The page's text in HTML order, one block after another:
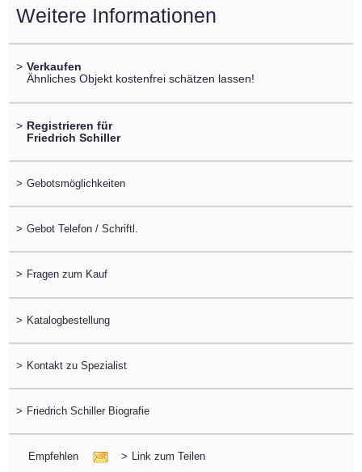
Weitere Informationen
> Verkaufen
Ähnliches Objekt kostenfrei schätzen lassen!
> Registrieren für
Friedrich Schiller
> Gebotsmöglichkeiten
> Gebot Telefon / Schriftl.
> Fragen zum Kauf
> Katalogbestellung
> Kontakt zu Spezialist
> Friedrich Schiller Biografie
Empfehlen > Link zum Teilen